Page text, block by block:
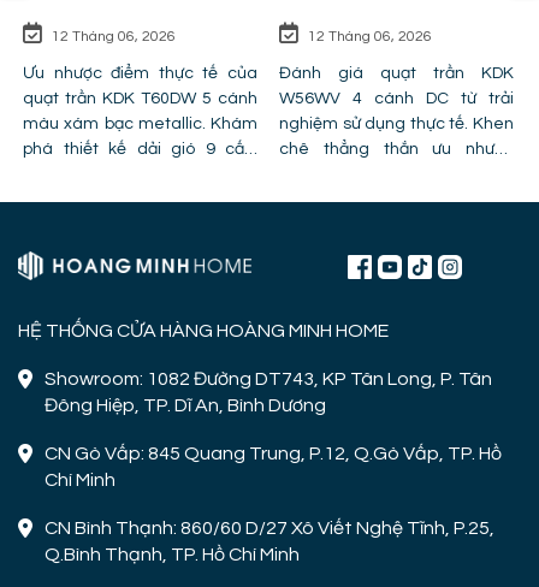
VUA" PHÒNG KHÁCH ?
12 Tháng 06, 2026
Ưu nhược điểm thực tế của
quạt trần KDK T60DW 5 cánh
màu xám bạc metallic. Khám
phá thiết kế dải gió 9 cấp,
lỗi lắp đặt khiến quạt bị giảm
ĐỘNG CƠ DC: SỰ CÂN
BẰNG HOÀN HẢO GIỮA
GIÁ TIỀN VÀ CÔNG NĂNG
12 Tháng 06, 2026
Đánh giá quạt trần KDK
W56WV 4 cánh DC từ trải
nghiệm sử dụng thực tế. Khen
chê thẳng thắn ưu nhược
quạt mất gió và hình ảnh thực
HỆ THỐNG CỬA HÀNG HOÀNG MINH HOME
Showroom: 1082 Đường DT743, KP Tân Long, P. Tân
Đông Hiệp, TP. Dĩ An, Bình Dương
CN Gò Vấp: 845 Quang Trung, P.12, Q.Gò Vấp, TP. Hồ
Chí Minh
CN Bình Thạnh: 860/60 D/27 Xô Viết Nghệ Tĩnh, P.25,
Q.Bình Thạnh, TP. Hồ Chí Minh